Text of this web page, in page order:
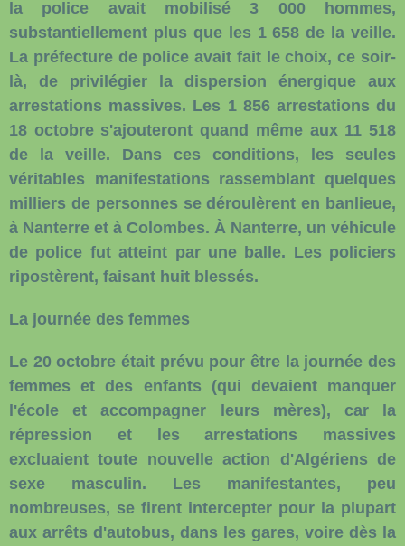
la police avait mobilisé 3 000 hommes,
substantiellement plus que les 1 658 de la veille.
La préfecture de police avait fait le choix, ce soir-
là, de privilégier la dispersion énergique aux
arrestations massives. Les 1 856 arrestations du
18 octobre s'ajouteront quand même aux 11 518
de la veille. Dans ces conditions, les seules
véritables manifestations rassemblant quelques
milliers de personnes se déroulèrent en banlieue,
à Nanterre et à Colombes. À Nanterre, un véhicule
de police fut atteint par une balle. Les policiers
ripostèrent, faisant huit blessés.
La journée des femmes
Le 20 octobre était prévu pour être la journée des
femmes et des enfants (qui devaient manquer
l'école et accompagner leurs mères), car la
répression et les arrestations massives
excluaient toute nouvelle action d'Algériens de
sexe masculin. Les manifestantes, peu
nombreuses, se firent intercepter pour la plupart
aux arrêts d'autobus, dans les gares, voire dès la